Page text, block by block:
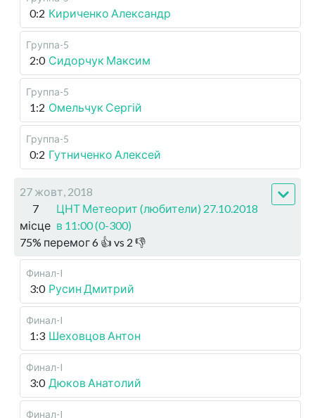
0:2 Кириченко Александр
Группа-5
2:0 Сидорчук Максим
Группа-5
1:2 Омельчук Сергій
Группа-5
0:2 Гутниченко Алексей
27 жовт, 2018
7
місце
ЦНТ Метеорит (любители) 27.10.2018
в 11:00 (0-300)
75% перемог6 👍 vs 2 👎
Финал-I
3:0 Русин Дмитрий
Финал-I
1:3 Шеховцов Антон
Финал-I
3:0 Дюков Анатолий
Финал-I